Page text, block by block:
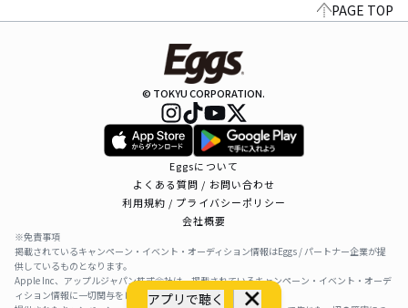
アプリで聴く
PAGE TOP
© TOKYU CORPORATION.
Eggsについて
よくある質問 / お問い合わせ
利用規約 / プライバシーポリシー
会社概要
※免責事項
掲載されているキャンペーン・イベント・オーディション情報はEggs / パートナー企業が提
供しているものとなります。
Apple Inc、アップルジャパン株式会社は、掲載されているキャンペーン・イベント・オーデ
ィション情報に一切関与をしておりません。